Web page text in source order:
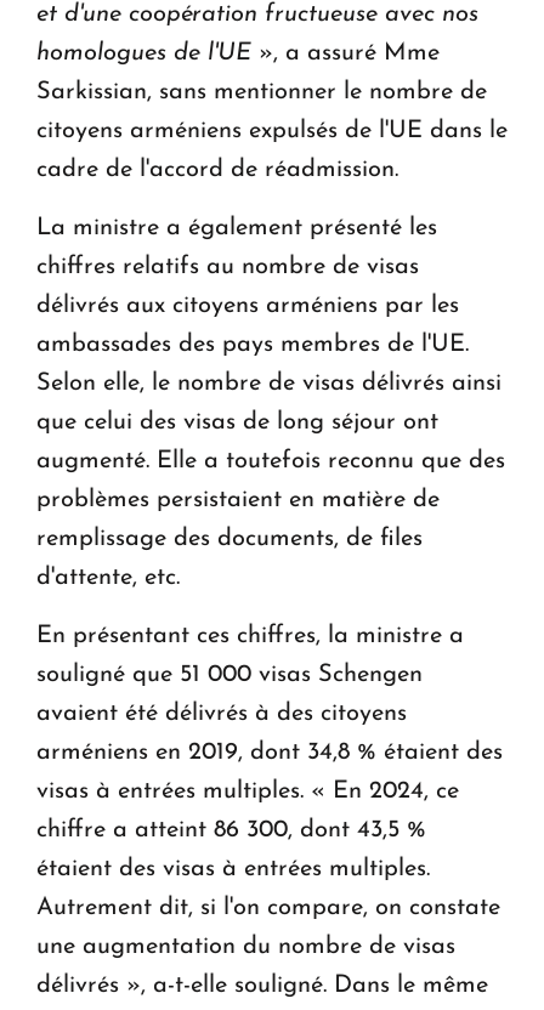
et d'une coopération fructueuse avec nos
homologues de l'UE », a assuré Mme
Sarkissian, sans mentionner le nombre de
citoyens arméniens expulsés de l'UE dans le
cadre de l'accord de réadmission.
La ministre a également présenté les
chiffres relatifs au nombre de visas
délivrés aux citoyens arméniens par les
ambassades des pays membres de l'UE.
Selon elle, le nombre de visas délivrés ainsi
que celui des visas de long séjour ont
augmenté. Elle a toutefois reconnu que des
problèmes persistaient en matière de
remplissage des documents, de files
d'attente, etc.
En présentant ces chiffres, la ministre a
souligné que 51 000 visas Schengen
avaient été délivrés à des citoyens
arméniens en 2019, dont 34,8 % étaient des
visas à entrées multiples. « En 2024, ce
chiffre a atteint 86 300, dont 43,5 %
étaient des visas à entrées multiples.
Autrement dit, si l'on compare, on constate
une augmentation du nombre de visas
délivrés », a-t-elle souligné. Dans le même